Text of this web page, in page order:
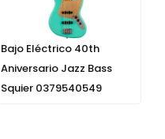
Bajo Eléctrico 40th
Aniversario Jazz Bass
Squier 0379540549